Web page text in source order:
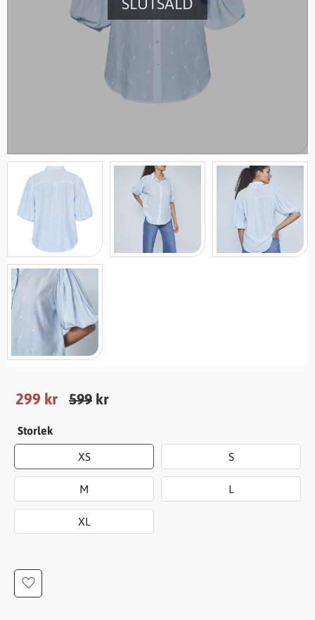
Nedsatt pris:
299 kr Ordinarie pris:
599 kr
Storlek
XS S
M L
XL
Lägg till i favoriter